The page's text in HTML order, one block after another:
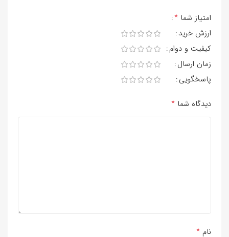
امتیاز شما *
ارزش خرید
کیفیت و دوام
زمان ارسال
پاسخگویی
دیدگاه شما *
نام *